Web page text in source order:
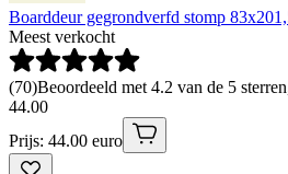
Boarddeur gegrondverfd stomp
Meest verkocht
(70)Beoordeeld met 4.2 van de 5
44.00
Prijs: 44.00 euro